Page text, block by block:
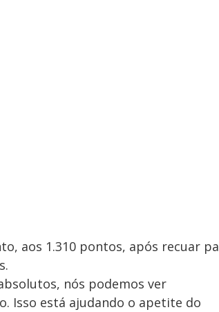
aos 1.310 pontos, após recuar
nós podemos ver
Isso está ajudando o apetite do